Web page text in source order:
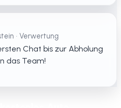
• Verwertung
Chat bis zur Abholung
das Team!